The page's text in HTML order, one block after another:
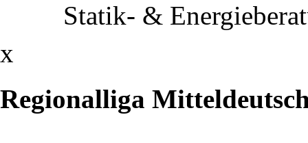
Statik- &
x
Regionalliga
Klatsche
in
Gelenau